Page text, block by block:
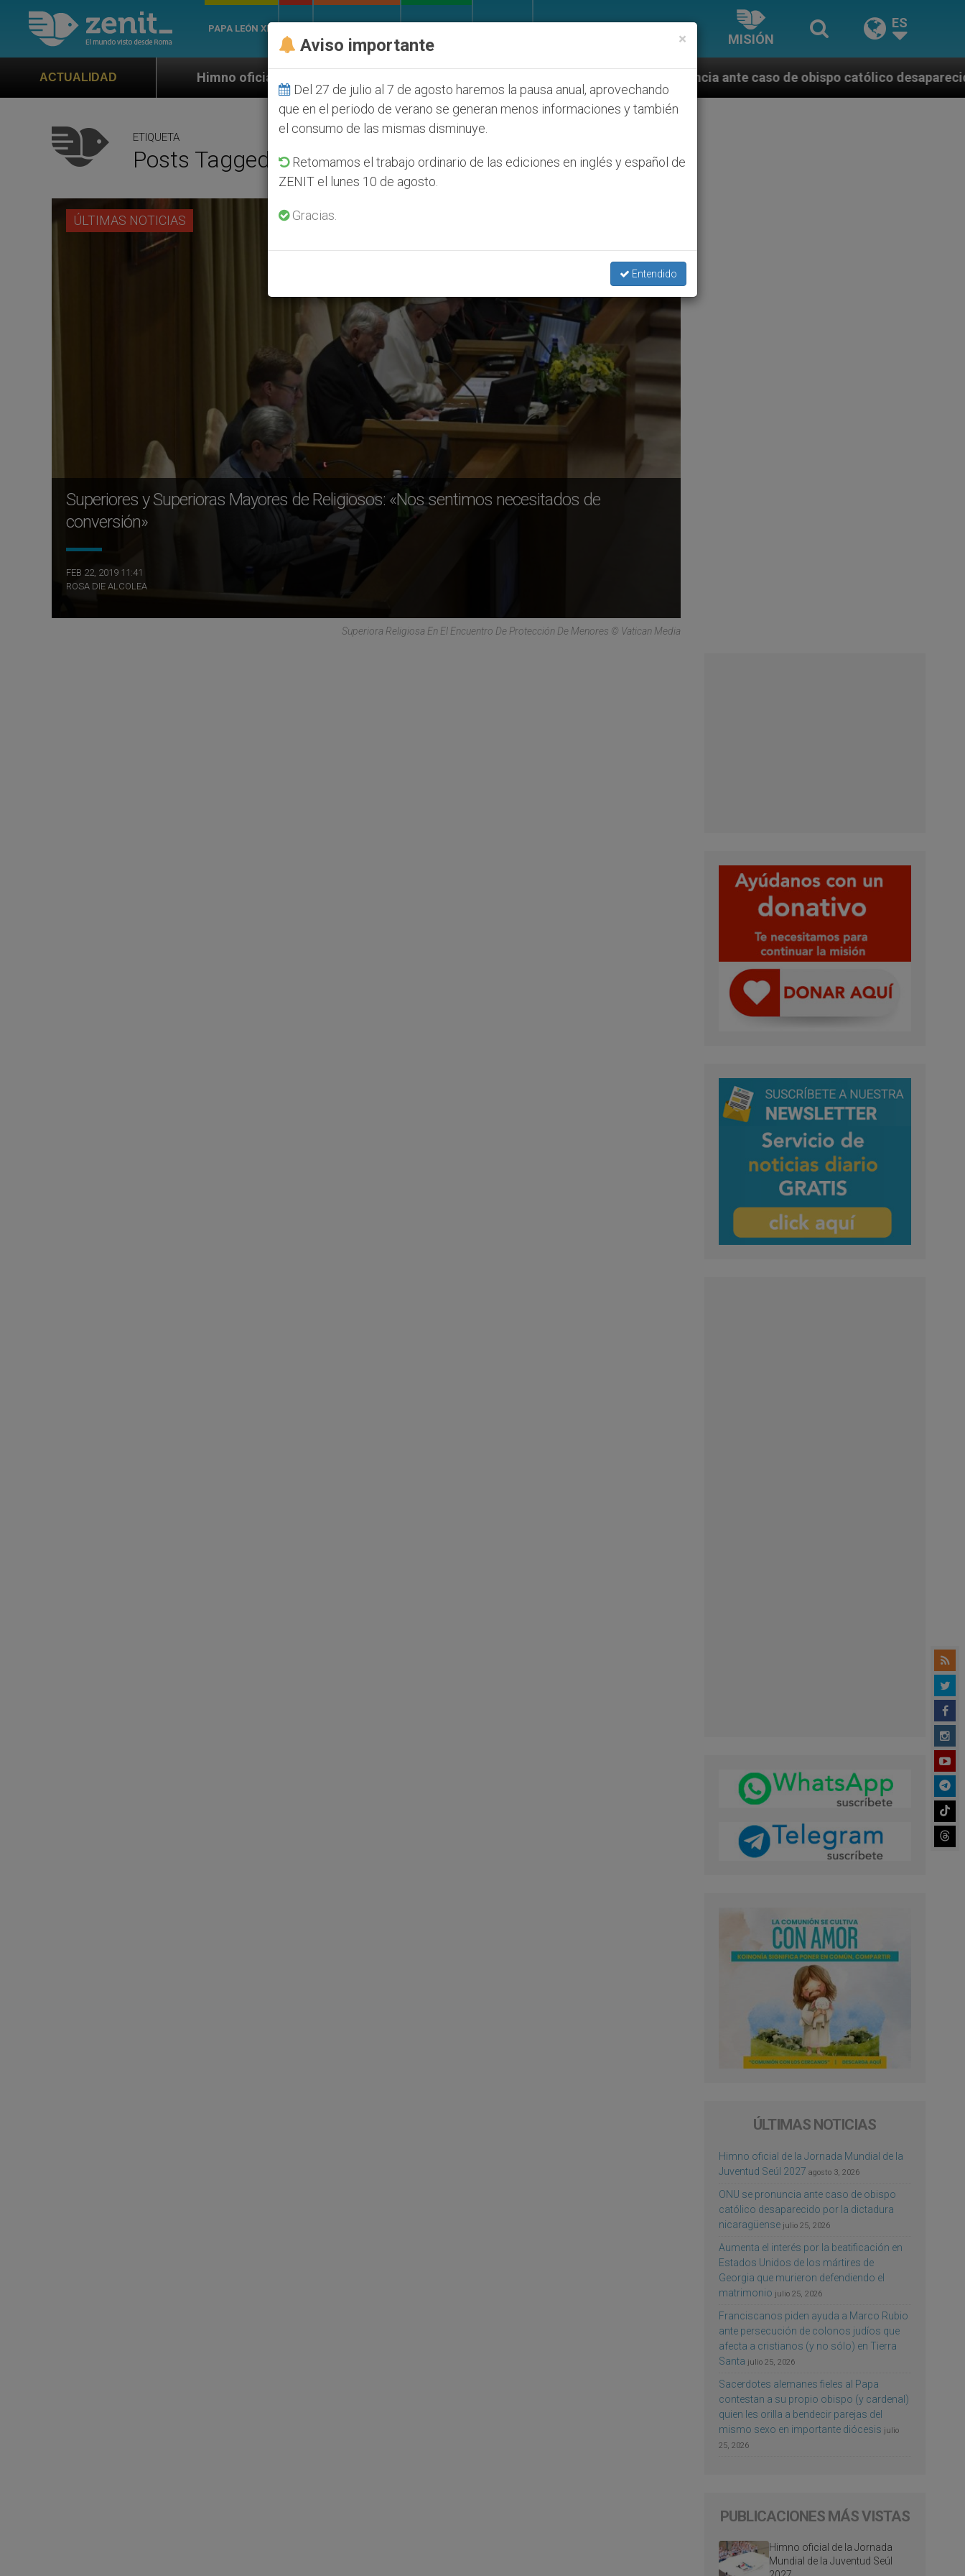
PAPA LEÓN XIV
MISIÓN
ES
ACTUALIDAD
Himno oficial de la Jornada Mundial de la Juventud Seúl 2027 ONU se pronuncia ante caso de obispo católico desaparecido por la dictadura
ETIQUETA
Posts Tagged ‘salvaguardar’
ÚLTIMAS NOTICIAS
Superiores y Superioras Mayores de Religiosos: «Nos sentimos necesitados de
conversión»
FEB 22, 2019 11:41
ROSA DIE ALCOLEA
Superiora Religiosa En El Encuentro De Protección De Menores © Vatican Media
ÚLTIMAS NOTICIAS
Himno oficial de la Jornada Mundial de la
Juventud Seúl 2027 agosto 3, 2026
ONU se pronuncia ante caso de obispo
católico desaparecido por la dictadura
nicaragüense julio 25, 2026
Aumenta el interés por la beatificación en
Estados Unidos de los mártires de
Georgia que murieron defendiendo el
matrimonio julio 25, 2026
Franciscanos piden ayuda a Marco Rubio
ante persecución de colonos judíos que
afecta a cristianos (y no sólo) en Tierra
Santa julio 25, 2026
Sacerdotes alemanes fieles al Papa
contestan a su propio obispo (y cardenal)
quien les orilla a bendecir parejas del
mismo sexo en importante diócesis julio
25, 2026
PUBLICACIONES MÁS VISTAS
Himno oficial de la Jornada
Mundial de la Juventud Seúl
×
Aviso importante
Del 27 de julio al 7 de agosto haremos la pausa anual, aprovechando
que en el periodo de verano se generan menos informaciones y también
el consumo de las mismas disminuye.
Retomamos el trabajo ordinario de las ediciones en inglés y español de
ZENIT el lunes 10 de agosto.
Gracias.
Entendido